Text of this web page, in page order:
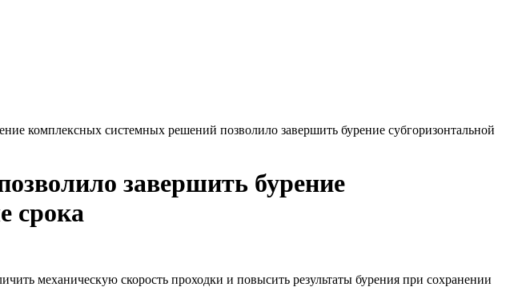
комплексных системных решений позволило завершить бурение субгоризонтальной
завершить бурение
срока
механическую скорость проходки и повысить результаты бурения при сохранении